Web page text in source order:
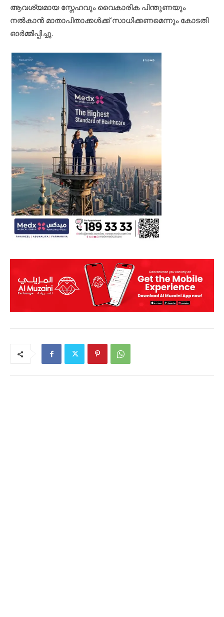
ആവശ്യമായ സ്നേഹവും വൈകാരിക പിന്തുണയും
നൽകാൻ മാതാപിതാക്കൾക്ക് സാധിക്കണമെന്നും കോടതി
ഓർമ്മിപ്പിച്ചു.